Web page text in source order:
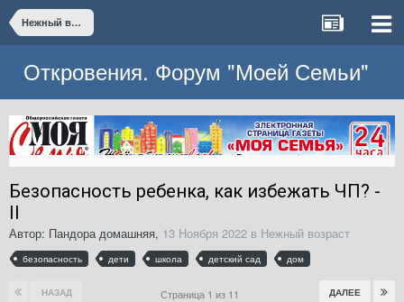
Нежный возраст
Откровения. Форум "Моей Семьи"
Безопасность ребенка, как избежать ЧП? -
II
Автор: Пандора домашняя, 13 Ноября 2022 в Нежный возраст
безопасность дети школа детский сад дом
НАЗАД ДАЛЕЕ
Страница 1 из 11